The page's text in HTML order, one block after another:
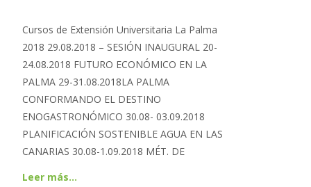
Cursos de Extensión Universitaria La Palma
2018 29.08.2018 – SESIÓN INAUGURAL 20-
24.08.2018 FUTURO ECONÓMICO EN LA
PALMA 29-31.08.2018LA PALMA
CONFORMANDO EL DESTINO
ENOGASTRONÓMICO 30.08- 03.09.2018
PLANIFICACIÓN SOSTENIBLE AGUA EN LAS
CANARIAS 30.08-1.09.2018 MÉT. DE
Leer más…